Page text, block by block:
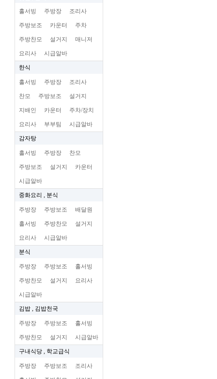
홀서빙 주방장 조리사
주방보조 카운터 주차
주방찬모 설거지 매니저
요리사 시급알바
한식
홀서빙 주방장 조리사
찬모 주방보조 설거지
지배인 카운터 주차/장치
요리사 부부팀 시급알바
감자탕
홀서빙 주방장 찬모
주방보조 설거지 카운터
시급알바
중화요리 , 분식
주방장 주방보조 배달원
홀서빙 주방찬모 설거지
요리사 시급알바
분식
주방장 주방보조 홀서빙
주방찬모 설거지 요리사
시급알바
김밥 , 김밥천국
주방장 주방보조 홀서빙
주방찬모 설거지 시급알바
구내식당 , 학교급식
주방장 주방보조 조리사